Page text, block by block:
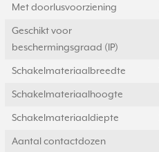
Met doorlusvoorziening
Geschikt voor
beschermingsgraad (IP)
Schakelmateriaalbreedte
Schakelmateriaalhoogte
Schakelmateriaaldiepte
Aantal contactdozen